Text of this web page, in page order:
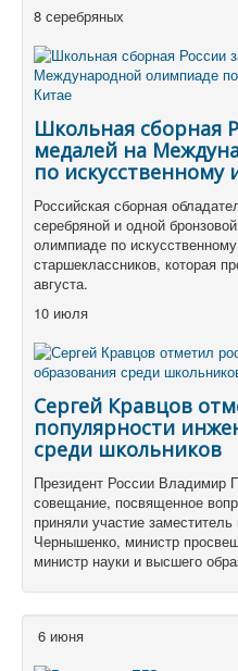
8 серебряных
Школьная сборная
медалей на
по искусственному
Российская сборная
серебряной и одной
олимпиаде по
старшеклассников, которая
августа.
10 июля
Сергей Кравцов
популярности
среди школьников
Президент России Владимир
совещание, посвященное
приняли участие
Чернышенко, министр
министр науки и высшего
6 июня